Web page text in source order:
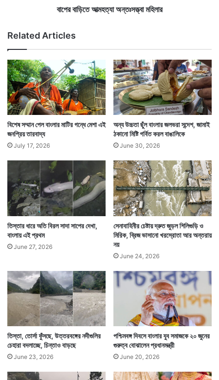
Tags South 24 Parganas West Bengal News
স
ত্ত্বা
ম
হি
লা
র
বাপের বাড়িতে আত্মহত্যা অন্তঃসত্ত্বা মহিলার
Related Articles
বিশেষ সম্মান পেল বাংলার মাটির গন্ধে মেশা এই
জনপ্রিয় তারবাদ্য
July 17, 2026
অন্য উচ্চতা ছুঁল বাংলার জলভরা সন্দেশ, জামাই
ঠকানো মিষ্টি গর্বিত করল বাঙালিকে
June 30, 2026
তিস্তার ধারে অতি বিরল সাদা সাপের দেখা,
বাংলায় এই প্রথম
June 27, 2026
সেনাবাহিনীর চেষ্টায় দ্রুত জুড়ল শিলিগুড়ি ও
মিরিক, ব্রিজ ভাসানো খরস্রোতা আর অন্তরায়
নয়
June 24, 2026
তিস্তা, তোর্সা ফুঁসছে, উত্তরবঙ্গের নদীগুলির
চেহারা বদলাচ্ছে, চিন্তাও বাড়ছে
June 23, 2026
পশ্চিমবঙ্গ দিবসে বাংলার যুব সমাজকে ২০ জুনের
গুরুত্ব বোঝালেন প্রধানমন্ত্রী
June 20, 2026